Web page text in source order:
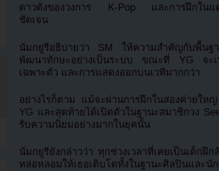
ดาวดังของวงการ K-Pop และการฝึกในแต่
ชัดเจน
นัมกยูรีอธิบายว่า SM ให้ความสำคัญกับพื้นฐ
พัฒนาทักษะอย่างเป็นระบบ ขณะที่ YG จะเ
เฉพาะตัว และการแสดงออกบนเวทีมากกว่า
อย่างไรก็ตาม แม้จะผ่านการฝึกในสองค่ายให
YG และสุดท้ายได้เปิดตัวในฐานะสมาชิกวง
รับความนิยมอย่างมากในยุคนั้น
นัมกยูรียังกล่าวว่า ทุกช่วงเวลาที่เคยเป็นเด็กฝึ
หล่อหลอมให้เธอเติบโตทั้งในฐานะศิลปินและนั